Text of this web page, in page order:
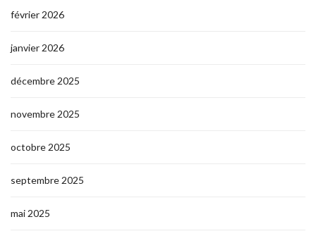
février 2026
janvier 2026
décembre 2025
novembre 2025
octobre 2025
septembre 2025
mai 2025